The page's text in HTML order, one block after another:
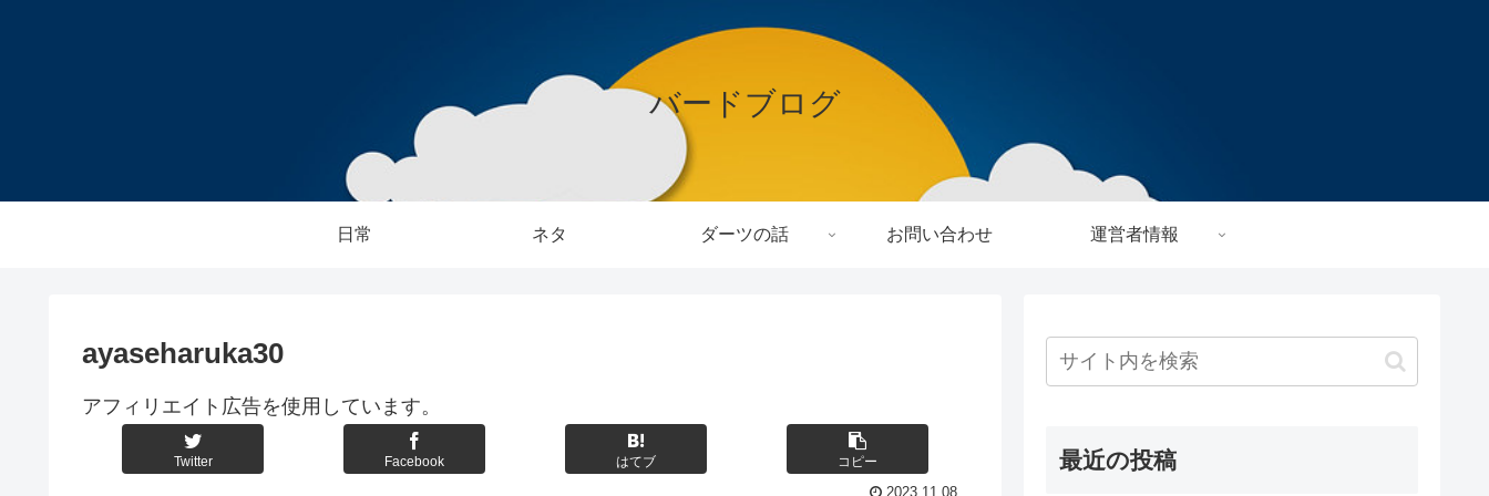
バードブログ
日常 ネタ ダーツの話 お問い合わせ 運営者情報
ayaseharuka30
アフィリエイト広告を使用しています。
Twitter Facebook はてブ コピー
2023.11.08
最近の投稿